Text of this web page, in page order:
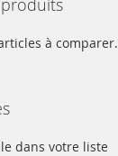
à comparer.
dans votre liste